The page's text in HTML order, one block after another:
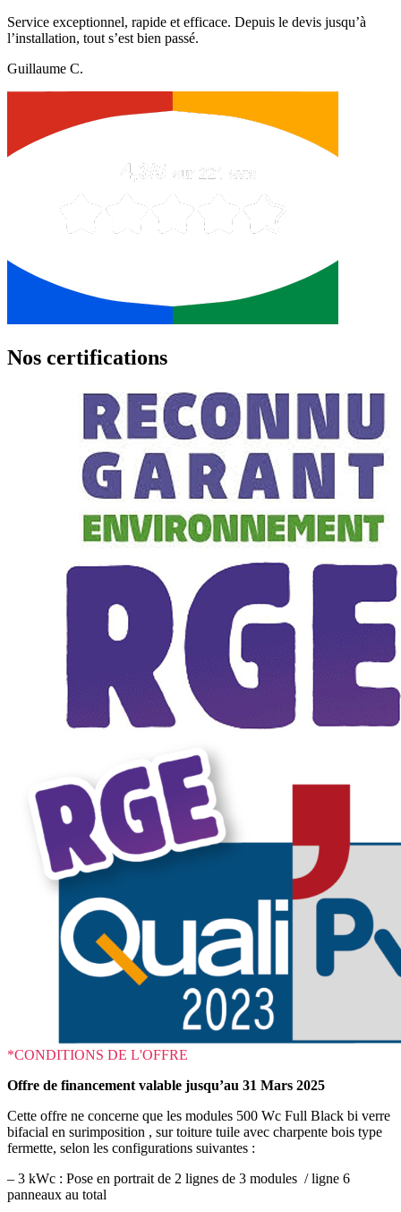
Service exceptionnel, rapide et efficace. Depuis le devis jusqu’à
l’installation, tout s’est bien passé.
Guillaume C.
Nos certifications
*CONDITIONS DE L'OFFRE
Offre de financement valable jusqu’au 31 Mars 2025
Cette offre ne concerne que les modules 500 Wc Full Black bi verre
bifacial en surimposition , sur toiture tuile avec charpente bois type
fermette, selon les configurations suivantes :
– 3 kWc : Pose en portrait de 2 lignes de 3 modules / ligne 6
panneaux au total